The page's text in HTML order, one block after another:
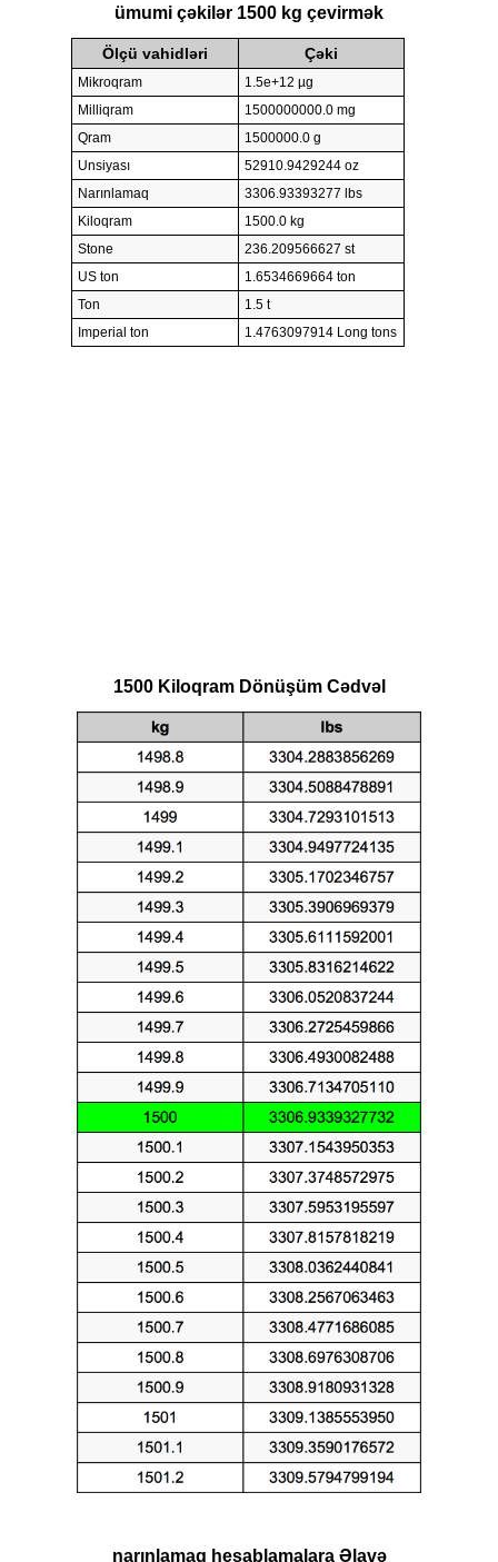
ümumi çəkilər 1500 kg çevirmək
Ölçü vahidləri Çəki
Mikroqram
1.5e+12 µg
Milliqram
1500000000.0 mg
Qram
1500000.0 g
Unsiyası
52910.9429244 oz
Narınlamaq
3306.93393277 lbs
Kiloqram
1500.0 kg
Stone
236.209566627 st
US ton
1.6534669664 ton
Ton
1.5 t
Imperial ton
1.4763097914 Long tons
1500 Kiloqram Dönüşüm Cədvəl
narınlamaq hesablamalara Əlavə